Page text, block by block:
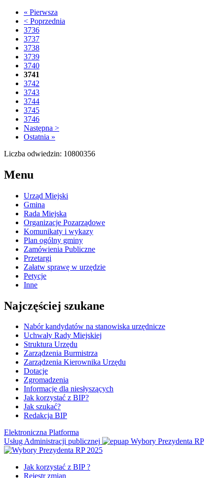
« Pierwsza
< Poprzednia
3736
3737
3738
3739
3740
3741
3742
3743
3744
3745
3746
Następna >
Ostatnia »
Liczba odwiedzin: 10800356
Menu
Urząd Miejski
Gmina
Rada Miejska
Organizacje Pozarządowe
Komunikaty i wykazy
Plan ogólny gminy
Zamówienia Publiczne
Przetargi
Załatw sprawę w urzędzie
Petycje
Inne
Najczęściej szukane
Nabór kandydatów na stanowiska urzędnicze
Uchwały Rady Miejskiej
Struktura Urzędu
Zarządzenia Burmistrza
Zarządzenia Kierownika Urzędu
Dotacje
Zgromadzenia
Informacje dla niesłyszących
Jak korzystać z BIP?
Jak szukać?
Redakcja BIP
Elektroniczna Platforma
Usług Administracji publicznej
Wybory Prezydenta RP
Jak korzystać z BIP ?
Rejestr zmian